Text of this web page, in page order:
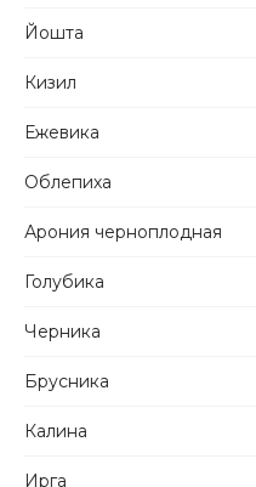
Йошта
Кизил
Ежевика
Облепиха
Арония черноплодная
Голубика
Черника
Брусника
Калина
Ирга